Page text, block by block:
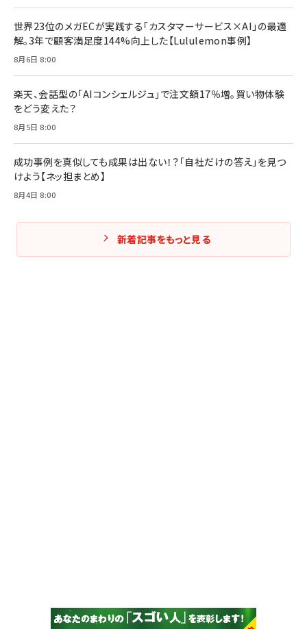
世界23位のメガECが実践する「カスタマーサービス×AI」の最適
解。3年で顧客満足度144%向上した【Lululemon事例】
8月6日 8:00
楽天、会話型の「AIコンシェルジュ」で注文額17％増。買い物体験
をどう変えた？
8月5日 8:00
成功事例を真似しても成果は出ない！？「自社だけの答え」を見つ
けよう【ネッ担まとめ】
8月4日 8:00
新着記事をもっと見る